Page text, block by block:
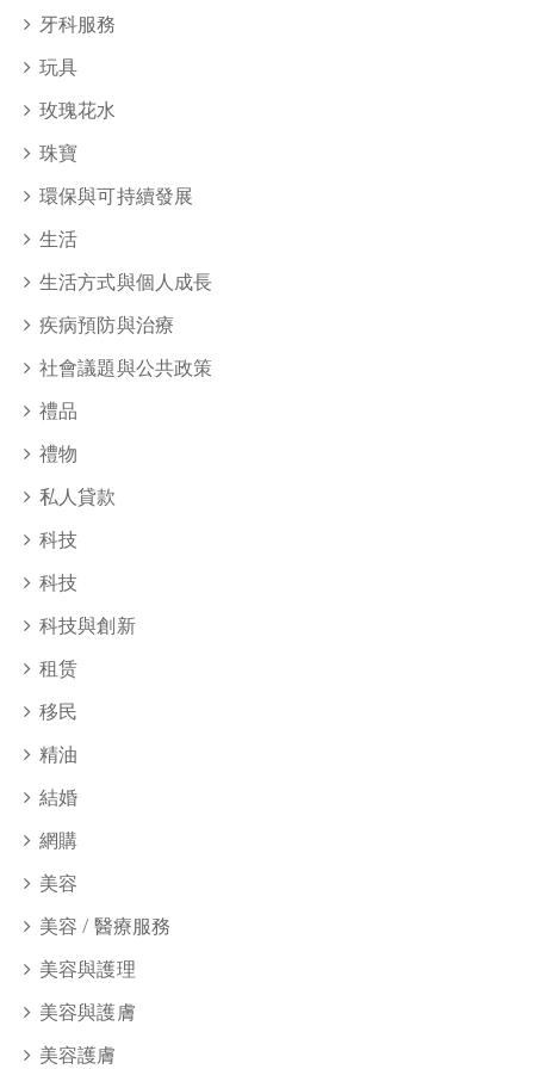
牙科服務
玩具
玫瑰花水
珠寶
環保與可持續發展
生活
生活方式與個人成長
疾病預防與治療
社會議題與公共政策
禮品
禮物
私人貸款
科技
科技
科技與創新
租赁
移民
精油
結婚
網購
美容
美容 / 醫療服務
美容與護理
美容與護膚
美容護膚